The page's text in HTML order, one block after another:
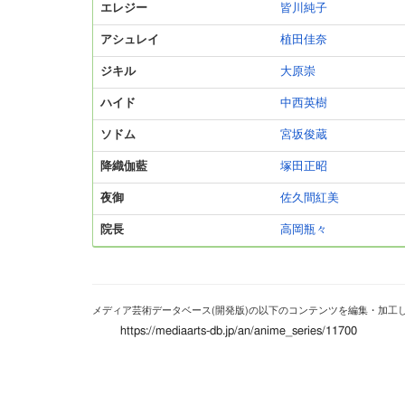
エレジー 皆川純子
アシュレイ 植田佳奈
ジキル 大原崇
ハイド 中西英樹
ソドム 宮坂俊蔵
降織伽藍 塚田正昭
夜御 佐久間紅美
院長 高岡瓶々
メディア芸術データベース(開発版)の以下のコンテンツを編集・加工
https://mediaarts-db.jp/an/anime_series/11700